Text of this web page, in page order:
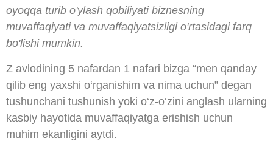
oyoqqa turib o'ylash qobiliyati biznesning
muvaffaqiyati va muvaffaqiyatsizligi o'rtasidagi farq
bo'lishi mumkin.
Z avlodining 5 nafardan 1 nafari bizga “men qanday
qilib eng yaxshi o‘rganishim va nima uchun” degan
tushunchani tushunish yoki o‘z-o‘zini anglash ularning
kasbiy hayotida muvaffaqiyatga erishish uchun
muhim ekanligini aytdi.